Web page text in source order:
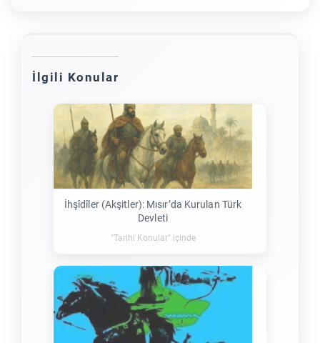
İlgili Konular
İhşîdîler (Akşitler): Mısır’da Kurulan Türk
Devleti
"Tarihi Konular" içinde